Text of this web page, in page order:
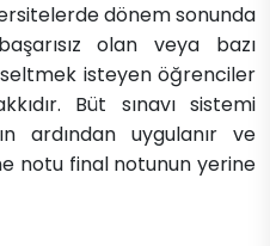
dönem sonunda
olan veya bazı
isteyen öğrenciler
Büt sınavı sistemi
ardından uygulanır ve
notu final notunun yerine